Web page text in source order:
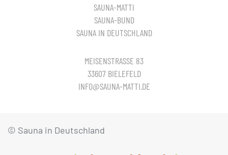
SAUNA-MATTI
SAUNA-BUND
SAUNA IN DEUTSCHLAND
MEISENSTRASSE 83
33607 BIELEFELD
INFO@SAUNA-MATTI.DE
© Sauna in Deutschland